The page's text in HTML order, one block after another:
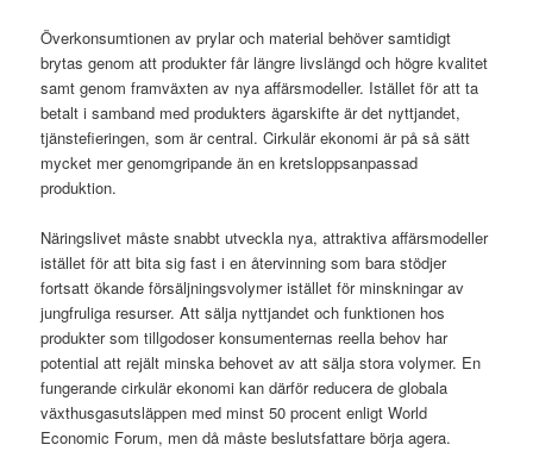
Överkonsumtionen av prylar och material behöver samtidigt
brytas genom att produkter får längre livslängd och högre kvalitet
samt genom framväxten av nya affärsmodeller. Istället för att ta
betalt i samband med produkters ägarskifte är det nyttjandet,
tjänstefieringen, som är central. Cirkulär ekonomi är på så sätt
mycket mer genomgripande än en kretsloppsanpassad
produktion.
Näringslivet måste snabbt utveckla nya, attraktiva affärsmodeller
istället för att bita sig fast i en återvinning som bara stödjer
fortsatt ökande försäljningsvolymer istället för minskningar av
jungfruliga resurser. Att sälja nyttjandet och funktionen hos
produkter som tillgodoser konsumenternas reella behov har
potential att rejält minska behovet av att sälja stora volymer. En
fungerande cirkulär ekonomi kan därför reducera de globala
växthusgasutsläppen med minst 50 procent enligt World
Economic Forum, men då måste beslutsfattare börja agera.